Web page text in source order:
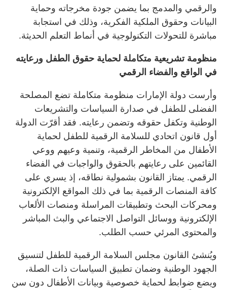
والرقمي والمدمج بما يضمن جودة مخرجاته وحماية
البيانات وحقوق الملكية الفكرية، وذلك في استجابة
مباشرة للتحولات التكنولوجية في أنماط التعلم الحديثة.
منظومة تشريعية متكاملة لحماية حقوق الطفل ورعايته
في الواقع والفضاء الرقمي
وأرست دولة الإمارات منظومة متكاملة تضع المصلحة
الفضلى للطفل في صدارة السياسات والتشريعات
الوطنية وتكفل حقوقه وتضمن رعايته. فقد أقرّت الدولة
أول قانون اتحادي للسلامة الرقمية للطفل لحماية
الأطفال من المخاطر الرقمية، وتنمية وعيهم ووعي
القائمين على رعايتهم بالحقوق والواجبات في الفضاء
الرقمي. يمتاز القانون بشمولية نطاقه، إذ يسري على
كافة المنصات الرقمية بما في ذلك المواقع الإلكترونية
ومحركات البحث وتطبيقات المراسلة ومنصات الألعاب
الإلكترونية ووسائل التواصل الاجتماعي والبث المباشر
والمحتوى المرئي حسب الطلب.
ويُنشئ القانون مجلس السلامة الرقمية للطفل لتنسيق
الجهود الوطنية وضمان تطبيق السياسات ذات الصلة،
ويضع ضوابط لحماية خصوصية وبيانات الأطفال دون سن